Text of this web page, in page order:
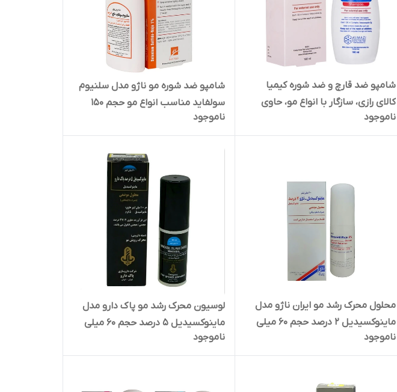
شامپو ضد قارچ و ضد شوره کیمیا
کالای رازی، سازگار با انواع مو، حاوی
میلی‌لیتر
ناموجود
شامپو ضد شوره مو ناژو مدل سلنیوم
سولفاید مناسب انواع مو حجم 150
میلی‌لیتر
ناموجود
محلول محرک رشد مو ایران ناژو مدل
ماینوکسیدیل 2 درصد حجم 60 میلی
لیتر
ناموجود
لوسیون محرک رشد مو پاک دارو مدل
ماینوکسیدیل 5 درصد حجم 60 میلی
لیتر
ناموجود